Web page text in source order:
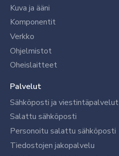
Kuva ja ääni
Komponentit
Verkko
Ohjelmistot
Oheislaitteet
Palvelut
Sähköposti ja viestintäpalvelut
Salattu sähköposti
Personoitu salattu sähköposti
Tiedostojen jakopalvelu